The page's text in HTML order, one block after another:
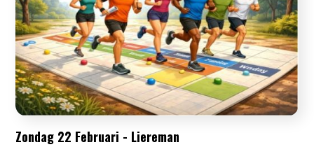
Zondag 22 Februari - Liereman